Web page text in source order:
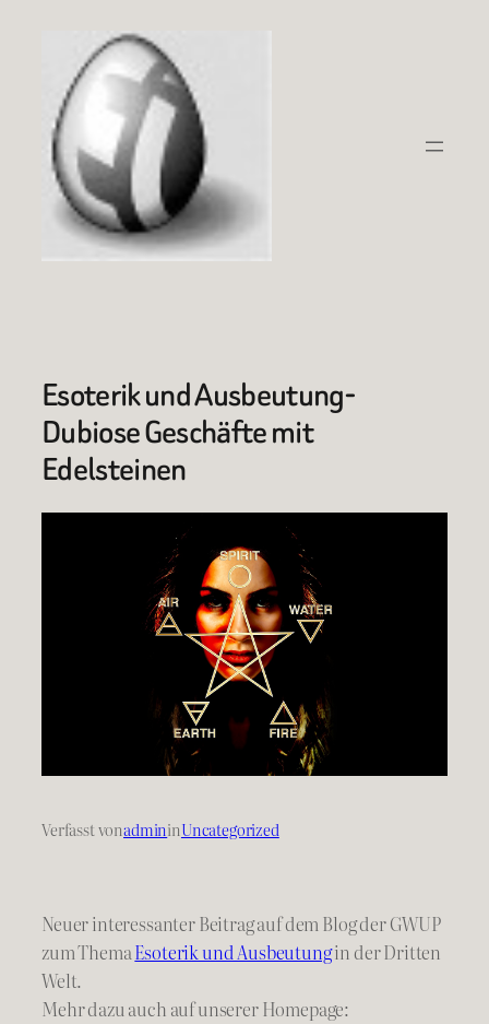
springen
Esoterik und Ausbeutung-
Dubiose Geschäfte mit
Edelsteinen
Verfasst vonadmininUncategorized
Neuer interessanter Beitrag auf dem Blog der GWUP
zum ThemaEsoterik und Ausbeutungin der Dritten
Welt.
Mehr dazu auch auf unserer Homepage: